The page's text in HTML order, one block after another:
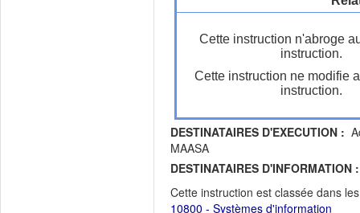
Cette instruction n'abroge
instruction.
Cette instruction ne modifie
instruction.
DESTINATAIRES D'EXECUTION :
MAASA
DESTINATAIRES D'INFORMATION :
Cette instruction est classée dans
10800 - Systèmes d'information